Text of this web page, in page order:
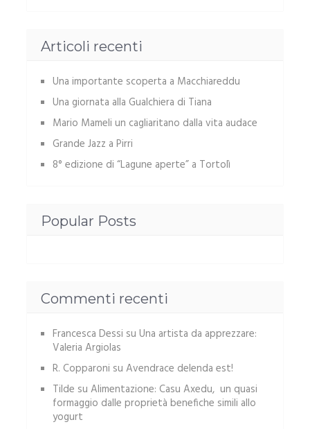
Articoli recenti
Una importante scoperta a Macchiareddu
Una giornata alla Gualchiera di Tiana
Mario Mameli un cagliaritano dalla vita audace
Grande Jazz a Pirri
8° edizione di “Lagune aperte” a Tortolì
Popular Posts
Commenti recenti
Francesca Dessi su Una artista da apprezzare:
Valeria Argiolas
R. Copparoni su Avendrace delenda est!
Tilde su Alimentazione: Casu Axedu, un quasi
formaggio dalle proprietà benefiche simili allo
yogurt